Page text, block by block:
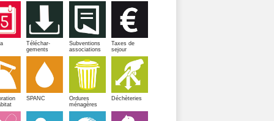
Téléchar-
gements
Subventions
associations
Taxes de
sejour
SPANC
Ordures
ménagères
Déchèteries